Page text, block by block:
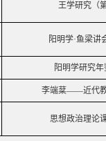
王学研究（
阳明学·鱼梁讲
阳明学研究年
李端棻——近代
思想政治理论